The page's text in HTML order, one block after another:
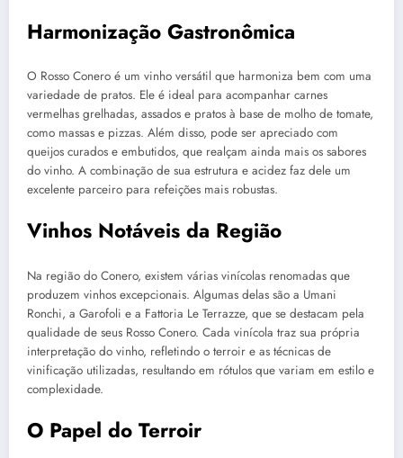
Harmonização Gastronômica
O Rosso Conero é um vinho versátil que harmoniza bem com uma
variedade de pratos. Ele é ideal para acompanhar carnes
vermelhas grelhadas, assados e pratos à base de molho de tomate,
como massas e pizzas. Além disso, pode ser apreciado com
queijos curados e embutidos, que realçam ainda mais os sabores
do vinho. A combinação de sua estrutura e acidez faz dele um
excelente parceiro para refeições mais robustas.
Vinhos Notáveis da Região
Na região do Conero, existem várias vinícolas renomadas que
produzem vinhos excepcionais. Algumas delas são a Umani
Ronchi, a Garofoli e a Fattoria Le Terrazze, que se destacam pela
qualidade de seus Rosso Conero. Cada vinícola traz sua própria
interpretação do vinho, refletindo o terroir e as técnicas de
vinificação utilizadas, resultando em rótulos que variam em estilo e
complexidade.
O Papel do Terroir